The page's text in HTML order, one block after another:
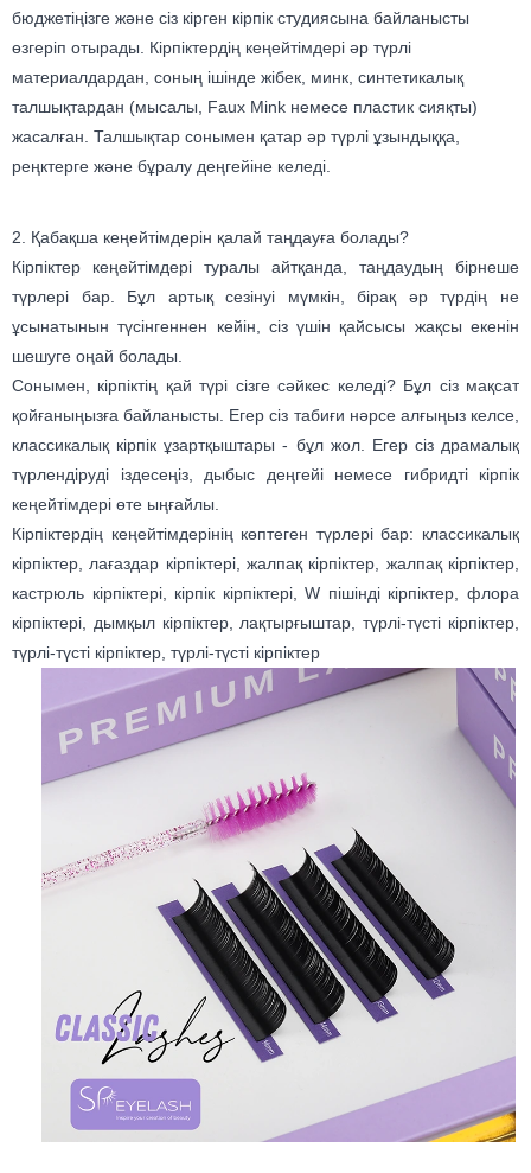
бюджетіңізге және сіз кірген кірпік студиясына байланысты
өзгеріп отырады. Кірпіктердің кеңейтімдері әр түрлі
материалдардан, соның ішінде жібек, минк, синтетикалық
талшықтардан (мысалы, Faux Mink немесе пластик сияқты)
жасалған. Талшықтар сонымен қатар әр түрлі ұзындыққа,
реңктерге және бұралу деңгейіне келеді.
2. Қабақша кеңейтімдерін қалай таңдауға болады?
Кірпіктер кеңейтімдері туралы айтқанда, таңдаудың бірнеше
түрлері бар. Бұл артық сезінуі мүмкін, бірақ әр түрдің не
ұсынатынын түсінгеннен кейін, сіз үшін қайсысы жақсы екенін
шешуге оңай болады.
Сонымен, кірпіктің қай түрі сізге сәйкес келеді? Бұл сіз мақсат
қойғаныңызға байланысты. Егер сіз табиғи нәрсе алғыңыз келсе,
классикалық кірпік ұзартқыштары - бұл жол. Егер сіз драмалық
түрлендіруді іздесеңіз, дыбыс деңгейі немесе гибридті кірпік
кеңейтімдері өте ыңғайлы.
Кірпіктердің кеңейтімдерінің көптеген түрлері бар: классикалық
кірпіктер, лағаздар кірпіктері, жалпақ кірпіктер, жалпақ кірпіктер,
кастрюль кірпіктері, кірпік кірпіктері, W пішінді кірпіктер, флора
кірпіктері, дымқыл кірпіктер, лақтырғыштар, түрлі-түсті кірпіктер,
түрлі-түсті кірпіктер, түрлі-түсті кірпіктер